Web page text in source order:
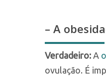
– A
Verdadeiro: A
ovulação. É